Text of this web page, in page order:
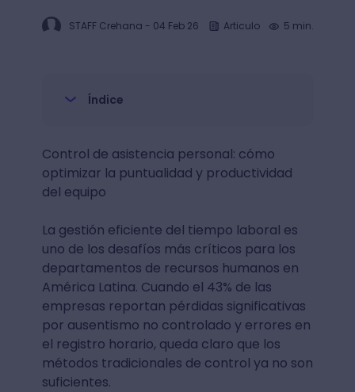
STAFF Crehana - 04 Feb 26 Articulo 5 min.
Índice
Control de asistencia personal: cómo
optimizar la puntualidad y productividad
del equipo
La gestión eficiente del tiempo laboral es
uno de los desafíos más críticos para los
departamentos de recursos humanos en
América Latina. Cuando el 43% de las
empresas reportan pérdidas significativas
por ausentismo no controlado y errores en
el registro horario, queda claro que los
métodos tradicionales de control ya no son
suficientes.